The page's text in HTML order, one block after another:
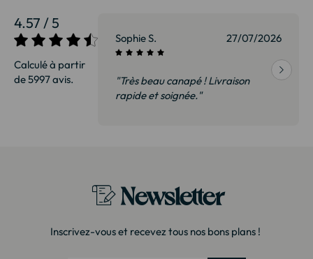
4.57 / 5
Calculé à partir
de 5997 avis.
27/07/2026 Sophie S. 27/07/2026
"Très beau canapé ! Livraison
rapide et soignée."
Newsletter
Inscrivez-vous et recevez tous nos bons plans !